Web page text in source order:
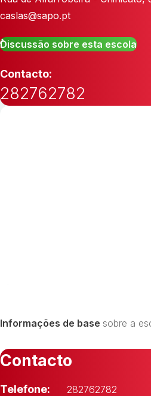
caslas@sapo.pt
Discussão sobre esta escola
Contacto:
282762782
Informações de base sobre a
Contacto
Telefone: 282762782